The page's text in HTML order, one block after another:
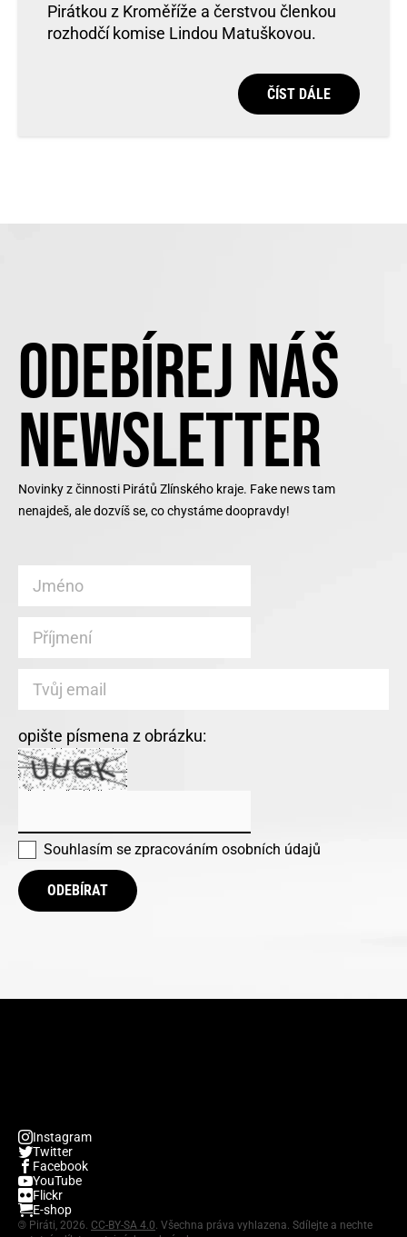
Pirátkou z Kroměříže a čerstvou členkou
rozhodčí komise Lindou Matuškovou.
ČÍST DÁLE
ODEBÍREJ NÁŠ
NEWSLETTER
Novinky z činnosti Pirátů Zlínského kraje. Fake news tam
nenajdeš, ale dozvíš se, co chystáme doopravdy!
opište písmena z obrázku:
Souhlasím se zpracováním osobních údajů
ODEBÍRAT
Instagram
Twitter
Facebook
YouTube
Flickr
E-shop
© Piráti, 2026. CC-BY-SA 4.0. Všechna práva vyhlazena. Sdílejte a nechte